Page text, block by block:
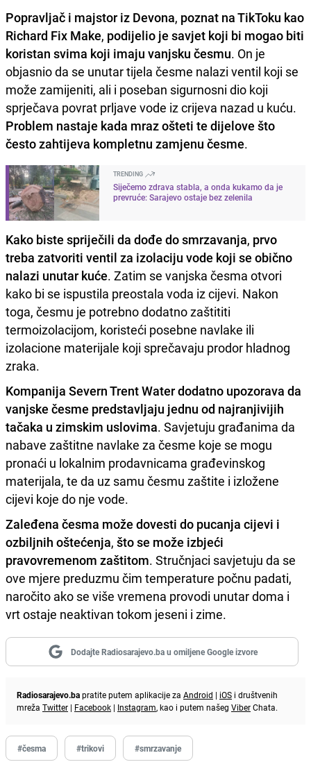
Popravljač i majstor iz Devona, poznat na TikToku kao
Richard Fix Make, podijelio je savjet koji bi mogao biti
koristan svima koji imaju vanjsku česmu. On je
objasnio da se unutar tijela česme nalazi ventil koji se
može zamijeniti, ali i poseban sigurnosni dio koji
sprječava povrat prljave vode iz crijeva nazad u kuću.
Problem nastaje kada mraz ošteti te dijelove što
često zahtijeva kompletnu zamjenu česme.
TRENDING
Siječemo zdrava stabla, a onda kukamo da je
prevruće: Sarajevo ostaje bez zelenila
Kako biste spriječili da dođe do smrzavanja, prvo
treba zatvoriti ventil za izolaciju vode koji se obično
nalazi unutar kuće. Zatim se vanjska česma otvori
kako bi se ispustila preostala voda iz cijevi. Nakon
toga, česmu je potrebno dodatno zaštititi
termoizolacijom, koristeći posebne navlake ili
izolacione materijale koji sprečavaju prodor hladnog
zraka.
Kompanija Severn Trent Water dodatno upozorava da
vanjske česme predstavljaju jednu od najranjivijih
tačaka u zimskim uslovima. Savjetuju građanima da
nabave zaštitne navlake za česme koje se mogu
pronaći u lokalnim prodavnicama građevinskog
materijala, te da uz samu česmu zaštite i izložene
cijevi koje do nje vode.
Zaleđena česma može dovesti do pucanja cijevi i
ozbiljnih oštećenja, što se može izbjeći
pravovremenom zaštitom. Stručnjaci savjetuju da se
ove mjere preduzmu čim temperature počnu padati,
naročito ako se više vremena provodi unutar doma i
vrt ostaje neaktivan tokom jeseni i zime.
Dodajte Radiosarajevo.ba u omiljene Google izvore
Radiosarajevo.bapratite putem aplikacije za Android | iOS i društvenih
mreža Twitter | Facebook | Instagram, kao i putem našeg ViberChata.
#česma #trikovi #smrzavanje